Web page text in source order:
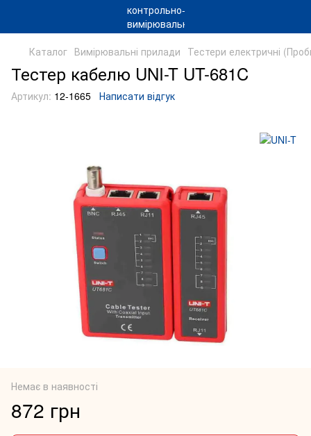
Каталог Вимірювальні прилади Тестери електричні
Тестер кабелю UNI-T UT-681C
Артикул: 12-1665 Написати відгук
Немає в наявності
872 грн